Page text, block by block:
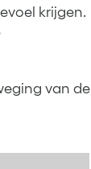
krijgen.
van de